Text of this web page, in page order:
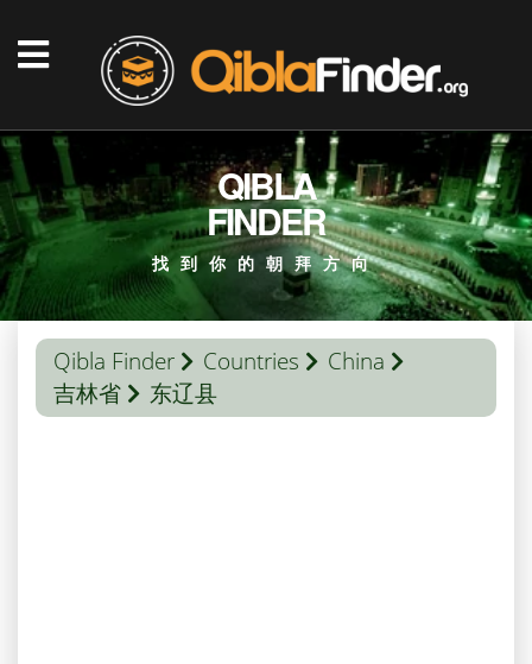
QIBLA
FINDER
找到你的朝拜方向
Qibla Finder Countries
China
吉林省
东辽县